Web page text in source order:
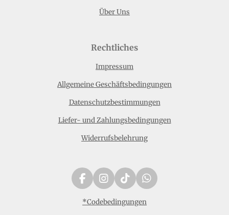
Über Uns
Rechtliches
Impressum
Allgemeine Geschäftsbedingungen
Datenschutzbestimmungen
Liefer- und Zahlungsbedingungen
Widerrufsbelehrung
F
a
c
I
n
s
T
i
k
W
h
a
*Codebedingungen